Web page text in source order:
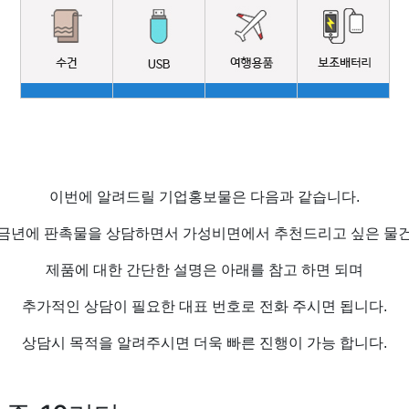
이번에 알려드릴 기업홍보물은 다음과 같습니다.
년에 판촉물을 상담하면서 가성비면에서 추천드리고 싶은 물
제품에 대한 간단한 설명은 아래를 참고 하면 되며
추가적인 상담이 필요한 대표 번호로 전화 주시면 됩니다.
상담시 목적을 알려주시면 더욱 빠른 진행이 가능 합니다.